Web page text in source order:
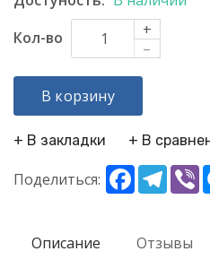
Кол-во
+
–
В корзину
+ В закладки + В
Поделиться: Facebook
Описание Отзывы